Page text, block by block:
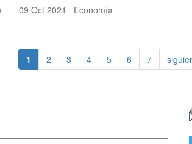
09 Oct 2021 Economía
Página actual
1 Página
2 Página
3 Página
4 Página
5 Página
6 Página
7